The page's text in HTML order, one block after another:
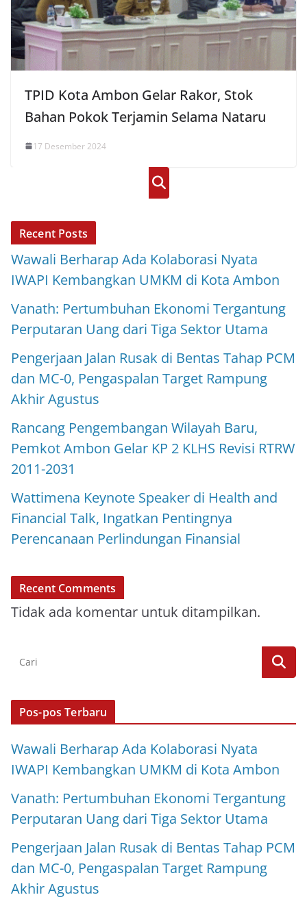
TPID Kota Ambon Gelar Rakor, Stok
Bahan Pokok Terjamin Selama Nataru
17 Desember 2024
Cari
Recent Posts
Wawali Berharap Ada Kolaborasi Nyata
IWAPI Kembangkan UMKM di Kota Ambon
Vanath: Pertumbuhan Ekonomi Tergantung
Perputaran Uang dari Tiga Sektor Utama
Pengerjaan Jalan Rusak di Bentas Tahap PCM
dan MC-0, Pengaspalan Target Rampung
Akhir Agustus
Rancang Pengembangan Wilayah Baru,
Pemkot Ambon Gelar KP 2 KLHS Revisi RTRW
2011-2031
Wattimena Keynote Speaker di Health and
Financial Talk, Ingatkan Pentingnya
Perencanaan Perlindungan Finansial
Recent Comments
Tidak ada komentar untuk ditampilkan.
Pos-pos Terbaru
Wawali Berharap Ada Kolaborasi Nyata
IWAPI Kembangkan UMKM di Kota Ambon
Vanath: Pertumbuhan Ekonomi Tergantung
Perputaran Uang dari Tiga Sektor Utama
Pengerjaan Jalan Rusak di Bentas Tahap PCM
dan MC-0, Pengaspalan Target Rampung
Akhir Agustus